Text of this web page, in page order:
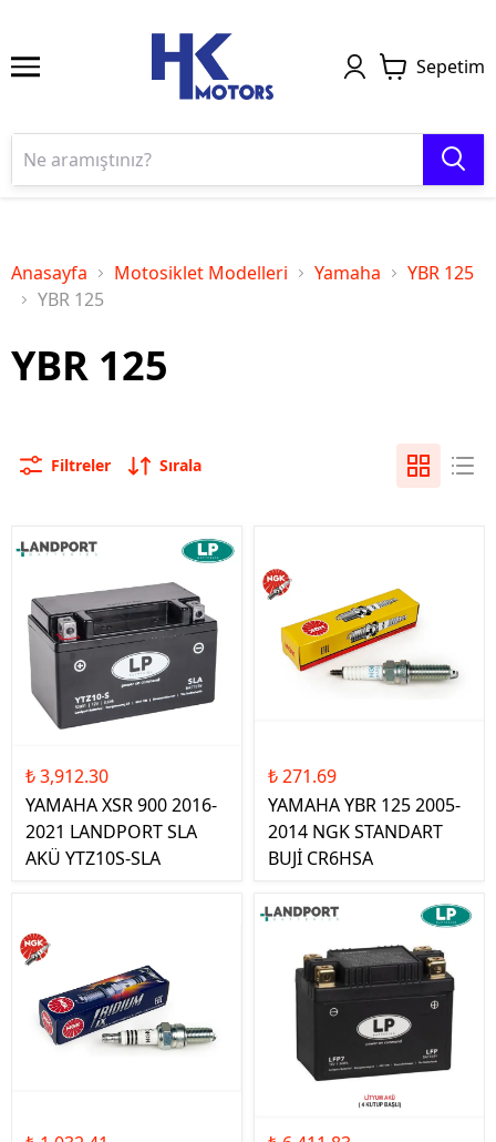
Sepetim
Anasayfa Motosiklet Modelleri Yamaha
YBR 125
YBR 125
YBR 125
Filtreler Sırala
₺ 3,912.30
YAMAHA XSR 900 2016-
2021 LANDPORT SLA
AKÜ YTZ10S-SLA
₺ 271.69
YAMAHA YBR 125 2005-
2014 NGK STANDART
BUJİ CR6HSA